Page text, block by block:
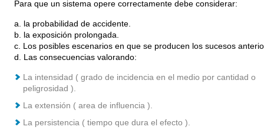
Para que un sistema opere correctamente debe considerar:
a. la probabilidad de accidente.
b. la exposición prolongada.
c. Los posibles escenarios en que se producen los sucesos
d. Las consecuencias valorando:
La intensidad ( grado de incidencia en el medio por cantidad o
peligrosidad ).
La extensión ( area de influencia ).
La persistencia ( tiempo que dura el efecto ).